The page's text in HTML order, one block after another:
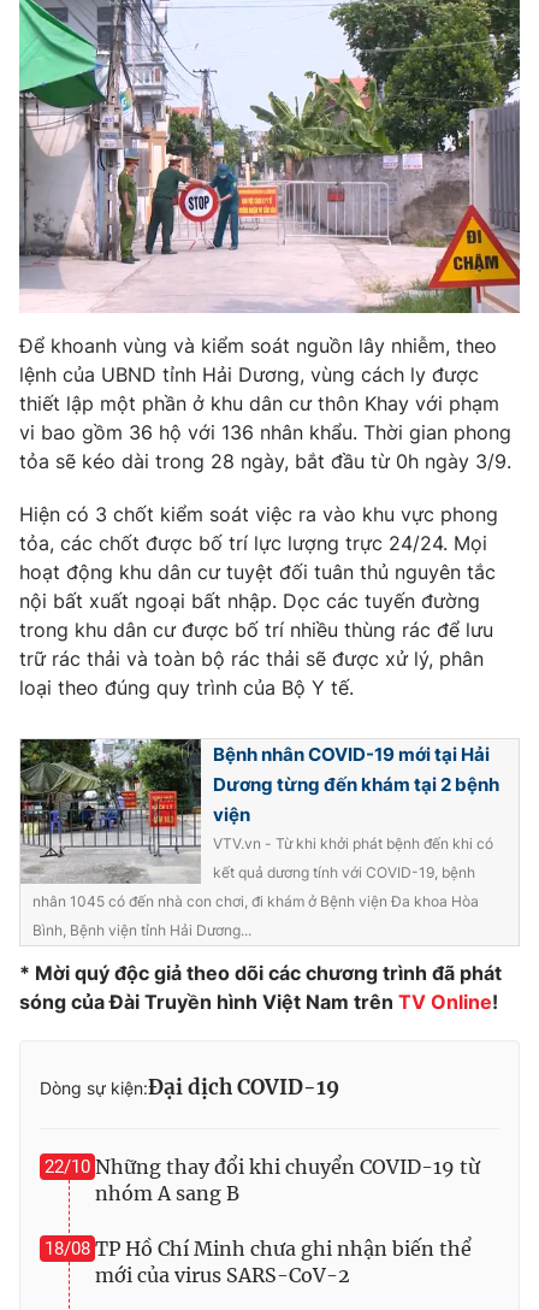
Sản phẩm
Thị trường
Tư vấn
Lịch phát sóng
Chuyên mục khác
Emagazine Podcast
Photo Infographic
Video Shorts video
VTV Money VTV Thể thao
Bất động sản
Thị trường 24h Tấm lòng Việt
VTV4 Vươn mình bằng AI
VTV9 VTV8
Liên hệ tòa soạn English
THỜI BÁO VTV
Theo dõi báo trên
Đài Truyền hình Việt Nam
Thời báo VTV
cấp ngày 29/12/2023
Tổng Biên tập:Vũ Thanh Thủy
Phó Tổng Biên tập:
Nguyễn Trọng Ninh
Tổng đài VTV: 024.38 355 931 - 024.38 355 932
Để khoanh vùng và kiểm soát nguồn lây nhiễm, theo
lệnh của UBND tỉnh Hải Dương, vùng cách ly được
thiết lập một phần ở khu dân cư thôn Khay với phạm
vi bao gồm 36 hộ với 136 nhân khẩu. Thời gian phong
tỏa sẽ kéo dài trong 28 ngày, bắt đầu từ 0h ngày 3/9.
Hiện có 3 chốt kiểm soát việc ra vào khu vực phong
tỏa, các chốt được bố trí lực lượng trực 24/24. Mọi
hoạt động khu dân cư tuyệt đối tuân thủ nguyên tắc
nội bất xuất ngoại bất nhập. Dọc các tuyến đường
trong khu dân cư được bố trí nhiều thùng rác để lưu
trữ rác thải và toàn bộ rác thải sẽ được xử lý, phân
loại theo đúng quy trình của Bộ Y tế.
Bệnh nhân COVID-19 mới tại Hải
Dương từng đến khám tại 2 bệnh
viện
VTV.vn - Từ khi khởi phát bệnh đến khi có
kết quả dương tính với COVID-19, bệnh
nhân 1045 có đến nhà con chơi, đi khám ở Bệnh viện Đa khoa Hòa
Bình, Bệnh viện tỉnh Hải Dương...
* Mời quý độc giả theo dõi các chương trình đã phát
sóng của Đài Truyền hình Việt Nam trên TV Online!
Dòng sự kiện:Đại dịch COVID-19
22/10 Những thay đổi khi chuyển COVID-19 từ
nhóm A sang B
18/08 TP Hồ Chí Minh chưa ghi nhận biến thể
mới của virus SARS-CoV-2